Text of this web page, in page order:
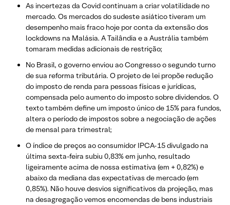
As incertezas da Covid continuam a criar volatilidade no
mercado. Os mercados do sudeste asiático tiveram um
desempenho mais fraco hoje por conta da extensão dos
lockdowns na Malásia. A Tailândia e a Austrália também
tomaram medidas adicionais de restrição;
No Brasil, o governo enviou ao Congresso o segundo turno
de sua reforma tributária. O projeto de lei propõe redução
do imposto de renda para pessoas físicas e jurídicas,
compensada pelo aumento do imposto sobre dividendos. O
texto também define um imposto único de 15% para fundos,
altera o período de impostos sobre a negociação de ações
de mensal para trimestral;
O índice de preços ao consumidor IPCA-15 divulgado na
última sexta-feira subiu 0,83% em junho, resultado
ligeiramente acima de nossa estimativa (em + 0,82%) e
abaixo da mediana das expectativas de mercado (em
0,85%). Não houve desvios significativos da projeção, mas
na desagregação vemos encomendas de bens industriais